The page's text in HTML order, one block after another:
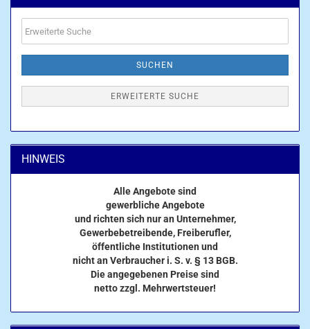
Suche
SUCHEN
ERWEITERTE SUCHE
HINWEIS
Alle Angebote sind
gewerbliche Angebote
und richten sich nur an Unternehmer,
Gewerbebetreibende, Freiberufler,
öffentliche Institutionen und
nicht an Verbraucher i. S. v. § 13 BGB.
Die angegebenen Preise sind
netto zzgl. Mehrwertsteuer!